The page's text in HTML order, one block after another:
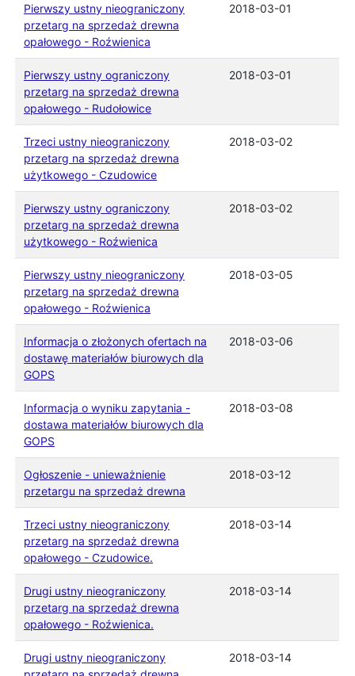
Pierwszy ustny nieograniczony
przetarg na sprzedaż drewna
opałowego - Roźwienica
2018-03-01
Pierwszy ustny ograniczony
przetarg na sprzedaż drewna
opałowego - Rudołowice
2018-03-01
Trzeci ustny nieograniczony
przetarg na sprzedaż drewna
użytkowego - Czudowice
2018-03-02
Pierwszy ustny ograniczony
przetarg na sprzedaż drewna
użytkowego - Roźwienica
2018-03-02
Pierwszy ustny nieograniczony
przetarg na sprzedaż drewna
opałowego - Roźwienica
2018-03-05
Informacja o złożonych ofertach na
dostawę materiałów biurowych dla
GOPS
2018-03-06
Informacja o wyniku zapytania -
dostawa materiałów biurowych dla
GOPS
2018-03-08
Ogłoszenie - unieważnienie
przetargu na sprzedaż drewna
2018-03-12
Trzeci ustny nieograniczony
przetarg na sprzedaż drewna
opałowego - Czudowice.
2018-03-14
Drugi ustny nieograniczony
przetarg na sprzedaż drewna
opałowego - Roźwienica.
2018-03-14
Drugi ustny nieograniczony
2018-03-14